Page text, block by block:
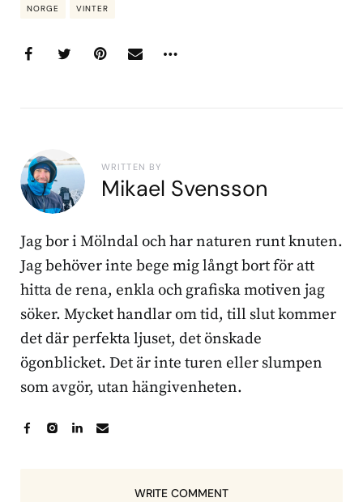
NORGE VINTER
WRITTEN BY
Mikael Svensson
Jag bor i Mölndal och har naturen runt knuten.
Jag behöver inte bege mig långt bort för att
hitta de rena, enkla och grafiska motiven jag
söker. Mycket handlar om tid, till slut kommer
det där perfekta ljuset, det önskade
ögonblicket. Det är inte turen eller slumpen
som avgör, utan hängivenheten.
WRITE COMMENT